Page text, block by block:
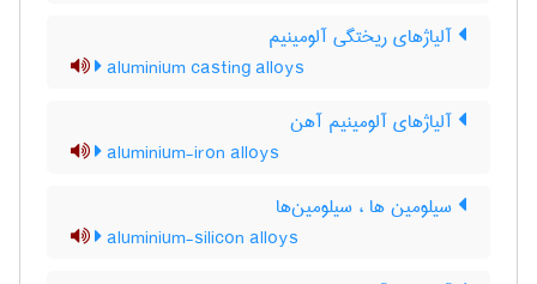
آلیاژهای ریختگی آلومینیم
aluminium casting alloys
آلیاژهای آلومینیم آهن
aluminium-iron alloys
سیلومین ها ، سیلومین‌ها
aluminium-silicon alloys